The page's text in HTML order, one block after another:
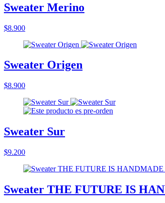
Sweater Merino
$8.900
Sweater Origen
$8.900
Sweater Sur
$9.200
Sweater THE FUTURE IS